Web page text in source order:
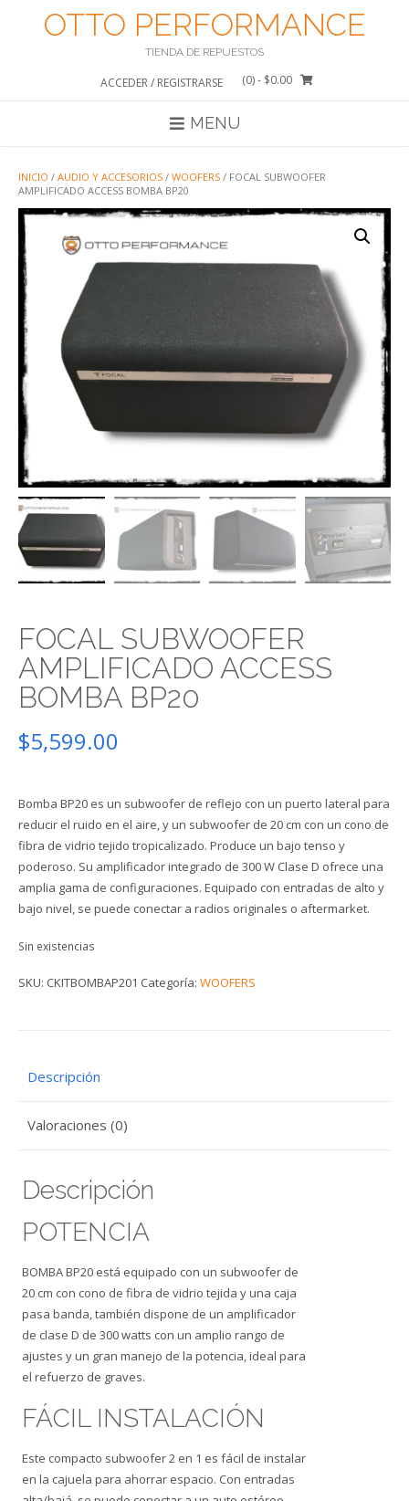
OTTO PERFORMANCE
TIENDA DE REPUESTOS
ACCEDER / REGISTRARSE (0)- $0.00
MENU
INICIO / AUDIO Y ACCESORIOS / WOOFERS / FOCAL SUBWOOFER
AMPLIFICADO ACCESS BOMBA BP20
FOCAL SUBWOOFER
AMPLIFICADO ACCESS
BOMBA BP20
$5,599.00
Bomba BP20 es un subwoofer de reflejo con un puerto lateral para
reducir el ruido en el aire, y un subwoofer de 20 cm con un cono de
fibra de vidrio tejido tropicalizado. Produce un bajo tenso y
poderoso. Su amplificador integrado de 300 W Clase D ofrece una
amplia gama de configuraciones. Equipado con entradas de alto y
bajo nivel, se puede conectar a radios originales o aftermarket.
Sin existencias
SKU: CKITBOMBAP201 Categoría: WOOFERS
Descripción
Valoraciones (0)
Descripción
POTENCIA
BOMBA BP20 está equipado con un subwoofer de
20 cm con cono de fibra de vidrio tejida y una caja
pasa banda, también dispone de un amplificador
de clase D de 300 watts con un amplio rango de
ajustes y un gran manejo de la potencia, ideal para
el refuerzo de graves.
FÁCIL INSTALACIÓN
Este compacto subwoofer 2 en 1 es fácil de instalar
en la cajuela para ahorrar espacio. Con entradas